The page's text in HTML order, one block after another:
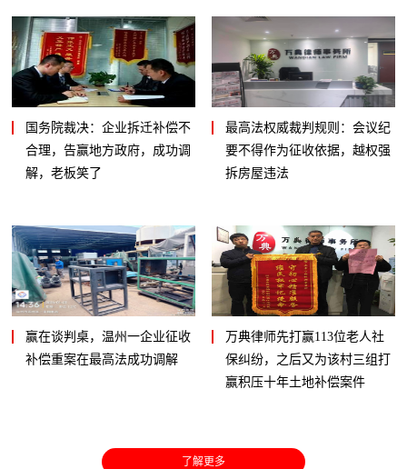
国务院裁决：企业拆迁补偿不
合理，告赢地方政府，成功调
解，老板笑了
最高法权威裁判规则：会议纪
要不得作为征收依据，越权强
拆房屋违法
赢在谈判桌，温州一企业征收
补偿重案在最高法成功调解
万典律师先打赢113位老人社
保纠纷，之后又为该村三组打
赢积压十年土地补偿案件
了解更多